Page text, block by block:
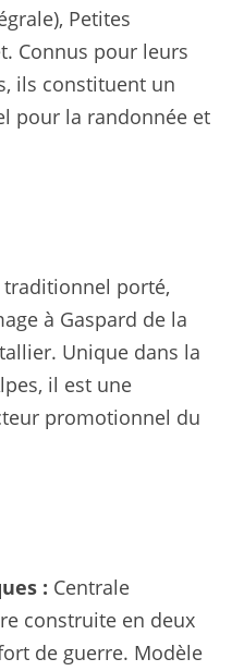
Petites
Connus pour leurs
ils constituent un
pour la randonnée et
traditionnel porté,
à Gaspard de la
Unique dans la
il est une
promotionnel du
: Centrale
construite en deux
de guerre. Modèle